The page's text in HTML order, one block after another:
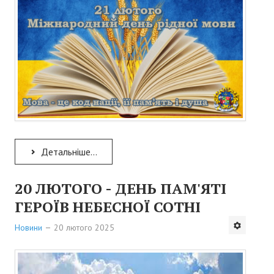
ПУБЛІЧНА ІНФОРМАЦІЯ
Оприлюднена публічна інформація
Повідомлення
Подати петицію
Як подати запит на інформацію
КОНТАКТИ
Детальніше...
20 ЛЮТОГО - ДЕНЬ ПАМ'ЯТІ
ГЕРОЇВ НЕБЕСНОЇ СОТНІ
Новини 20 лютого 2025